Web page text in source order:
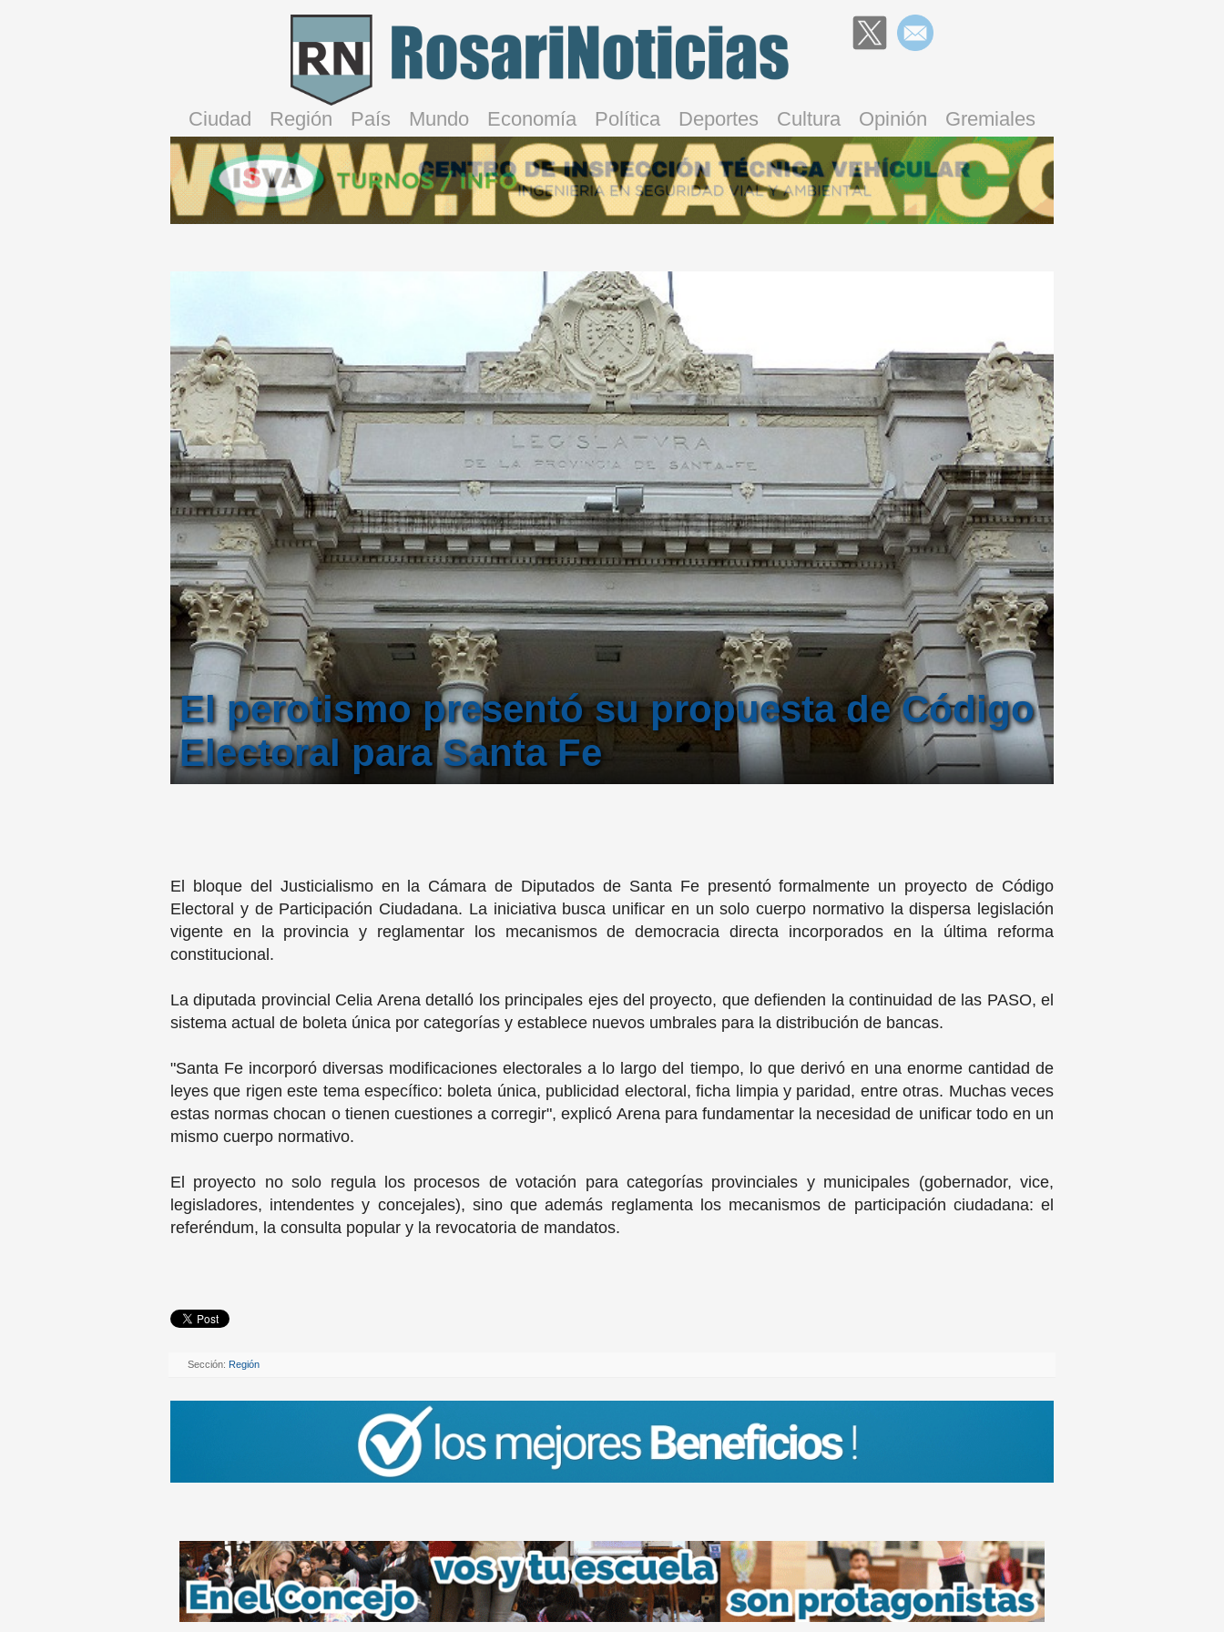
Ciudad Región País Mundo Economía Política Deportes Cultura Opinión Gremiales
El perotismo presentó su propuesta de Código
Electoral para Santa Fe
El bloque del Justicialismo en la Cámara de Diputados de Santa Fe presentó formalmente un proyecto de Código
Electoral y de Participación Ciudadana. La iniciativa busca unificar en un solo cuerpo normativo la dispersa legislación
vigente en la provincia y reglamentar los mecanismos de democracia directa incorporados en la última reforma
constitucional.
La diputada provincial Celia Arena detalló los principales ejes del proyecto, que defienden la continuidad de las PASO, el
sistema actual de boleta única por categorías y establece nuevos umbrales para la distribución de bancas.
"Santa Fe incorporó diversas modificaciones electorales a lo largo del tiempo, lo que derivó en una enorme cantidad de
leyes que rigen este tema específico: boleta única, publicidad electoral, ficha limpia y paridad, entre otras. Muchas veces
estas normas chocan o tienen cuestiones a corregir", explicó Arena para fundamentar la necesidad de unificar todo en un
mismo cuerpo normativo.
El proyecto no solo regula los procesos de votación para categorías provinciales y municipales (gobernador, vice,
legisladores, intendentes y concejales), sino que además reglamenta los mecanismos de participación ciudadana: el
referéndum, la consulta popular y la revocatoria de mandatos.
Sección: Región